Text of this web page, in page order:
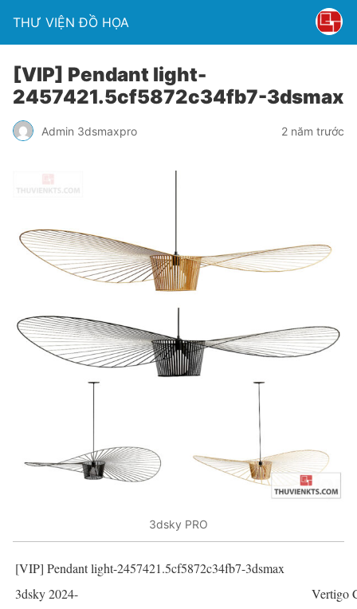
THƯ VIỆN ĐỒ HỌA
[VIP] Pendant light-
2457421.5cf5872c34fb7-3dsmax
Admin 3dsmaxpro 2 năm trước
3dsky PRO
[VIP] Pendant light-2457421.5cf5872c34fb7-3dsmax
3dsky 2024-
Vertigo